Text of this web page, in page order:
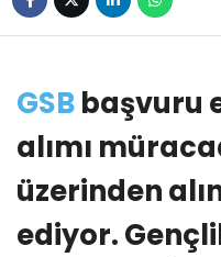
GSBbaşvuru
alımı
üzerinden
ediyor.